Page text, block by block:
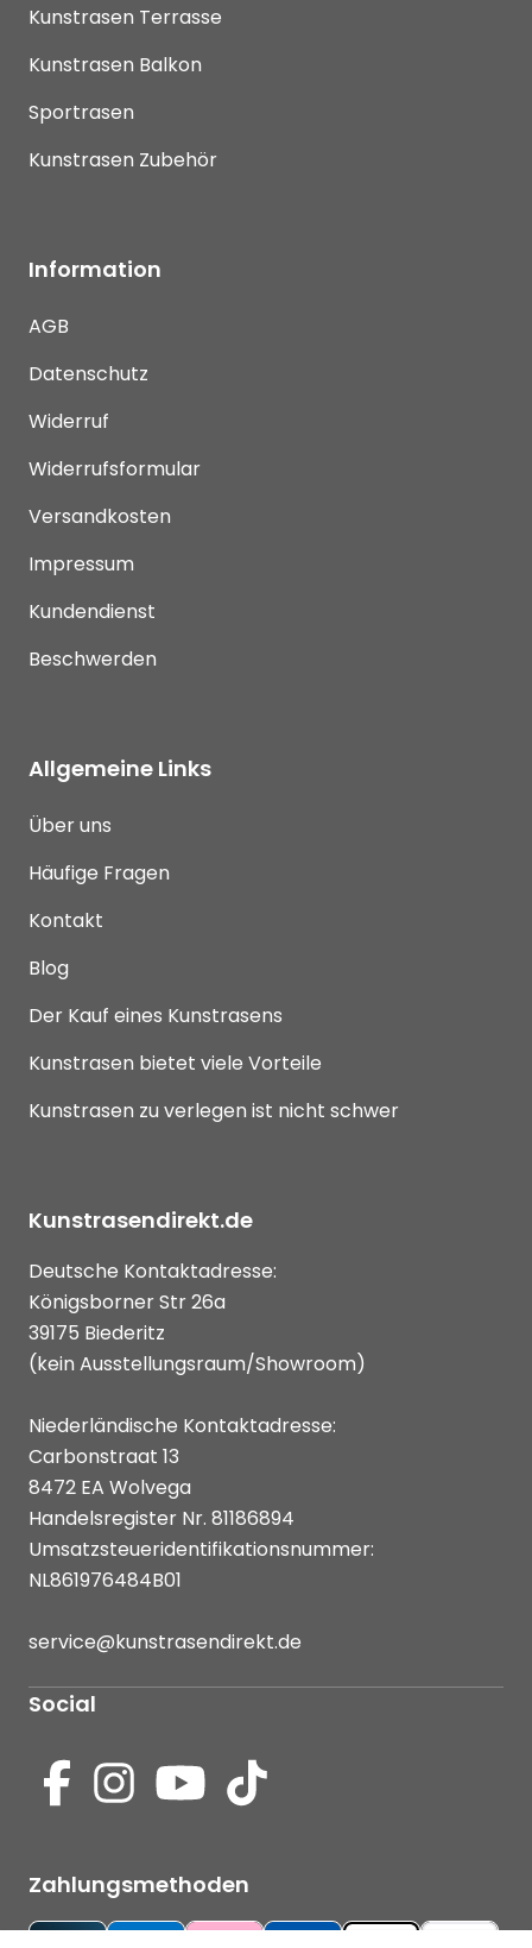
Kunstrasen Terrasse
Kunstrasen Balkon
Sportrasen
Kunstrasen Zubehör
Information
AGB
Datenschutz
Widerruf
Widerrufsformular
Versandkosten
Impressum
Kundendienst
Beschwerden
Allgemeine Links
Über uns
Häufige Fragen
Kontakt
Blog
Der Kauf eines Kunstrasens
Kunstrasen bietet viele Vorteile
Kunstrasen zu verlegen ist nicht schwer
Kunstrasendirekt.de
Deutsche Kontaktadresse:
Königsborner Str 26a
39175 Biederitz
(kein Ausstellungsraum/Showroom)
Niederländische Kontaktadresse:
Carbonstraat 13
8472 EA Wolvega
Handelsregister Nr. 81186894
Umsatzsteueridentifikationsnummer:
NL861976484B01
service@kunstrasendirekt.de
Social
Zahlungsmethoden